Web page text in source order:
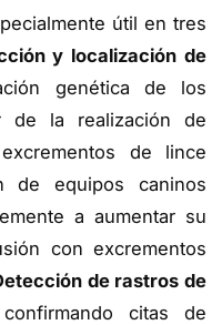
útil en tres
y localización de
genética de los
de la realización de
de lince
de equipos caninos
a aumentar su
con excrementos
de rastros de
citas de